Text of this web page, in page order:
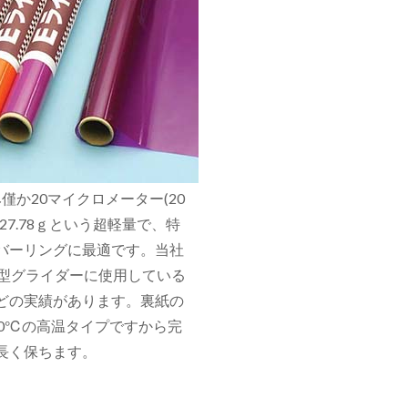
か20マイクロメーター(20
ｇという超軽量で、特
ーリングに最適です。当社
グライダーに使用している
の実績があります。裏紙の
の高温タイプですから完
保ちます。